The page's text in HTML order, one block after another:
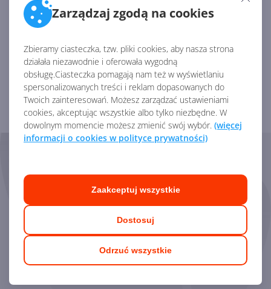
Zarządzaj zgodą na cookies
Zbieramy ciasteczka, tzw. pliki cookies, aby nasza strona
działała niezawodnie i oferowała wygodną
obsługę.Ciasteczka pomagają nam też w wyświetlaniu
spersonalizowanych treści i reklam dopasowanych do
Twoich zainteresowań. Możesz zarządzać ustawieniami
cookies, akceptując wszystkie albo tylko niezbędne. W
dowolnym momencie możesz zmienić swój wybór. (więcej
informacji o cookies w polityce prywatności)
Odrzuć wszystkie
Dostosuj
Zaakceptuj wszystkie
Identyfikator:
Kod producenta: DG7GMGF0PN5G
Zobacz porównanie z innymi pakietami
Ekspertów
Chętnie odpowiemy na pytania i pomożemy dobrać
odpowiednie licencje.
34 33 39 777